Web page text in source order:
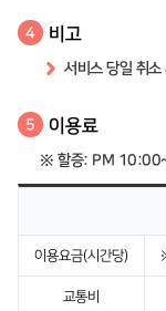
4 비고
서비스 당일 취
5 이용료
※ 할증: PM
이용요금(시간당)
교통비